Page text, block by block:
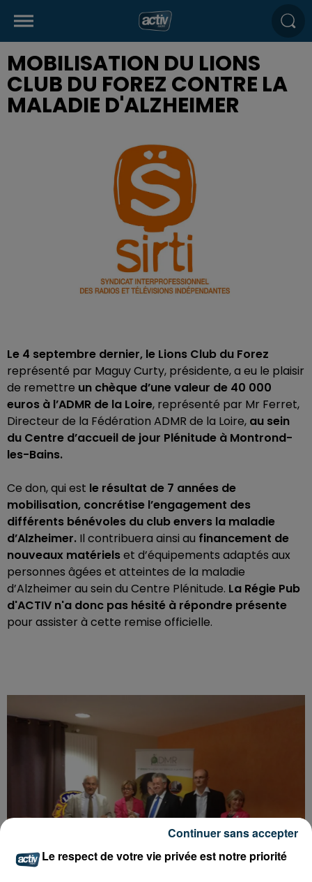
MOBILISATION DU LIONS
CLUB DU FOREZ CONTRE LA
MALADIE D'ALZHEIMER
Le 4 septembre dernier, le Lions Club du Forez
représenté par Maguy Curty, présidente, a eu le plaisir
de remettre un chèque d’une valeur de 40 000
euros à l’ADMR de la Loire, représenté par Mr Ferret,
Directeur de la Fédération ADMR de la Loire, au sein
du Centre d’accueil de jour Plénitude à Montrond-
les-Bains.
Ce don, qui est le résultat de 7 années de
mobilisation, concrétise l’engagement des
différents bénévoles du club envers la maladie
d’Alzheimer. Il contribuera ainsi au financement de
nouveaux matérielset d’équipements adaptés aux
personnes âgées et atteintes de la maladie
d’Alzheimer au sein du Centre Plénitude. La Régie Pub
d'ACTIV n'a donc pas hésité à répondre présente
pour assister à cette remise officielle.
Le respect de votre vie privée est notre priorité
Continuer sans accepter